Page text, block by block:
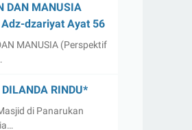
DAN MANUSIA
dzariyat Ayat 56
MANUSIA (Perspektif
RINDU*
di Panarukan